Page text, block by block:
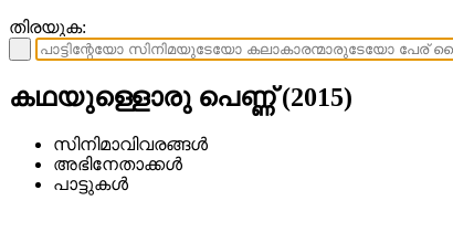
തിരയുക:
കഥയുള്ളൊരു പെണ്ണ് (2015)
സിനിമാവിവരങ്ങള്‍
അഭിനേതാക്കള്‍
പാട്ടുകള്‍